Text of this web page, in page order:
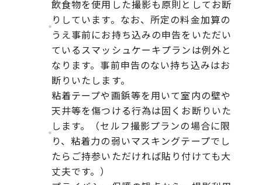
飲食物を使用した撮影も原則としてお断
りしています。なお、所定の料金加算の
うえ事前にお持ち込みの申告をいただい
ているスマッシュケーキプランは例外と
なります。事前申告のない持ち込みはお
断りいたします。
粘着テープや画鋲等を用いて室内の壁や
天井等を傷つける行為は固くお断りいた
します。（セルフ撮影プランの場合に限
り、粘着力の弱いマスキングテープでし
たらご持参いただければ貼り付けても大
丈夫です。）